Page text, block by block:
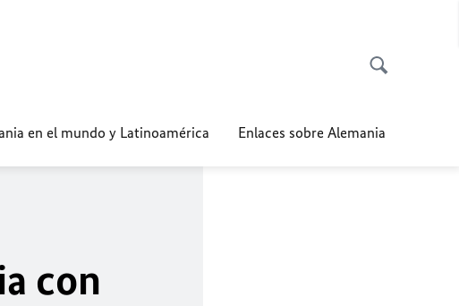
en el mundo y Latinoamérica Enlaces sobre Alemania
con